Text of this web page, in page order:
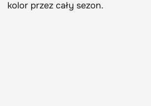
kolor przez cały sezon.